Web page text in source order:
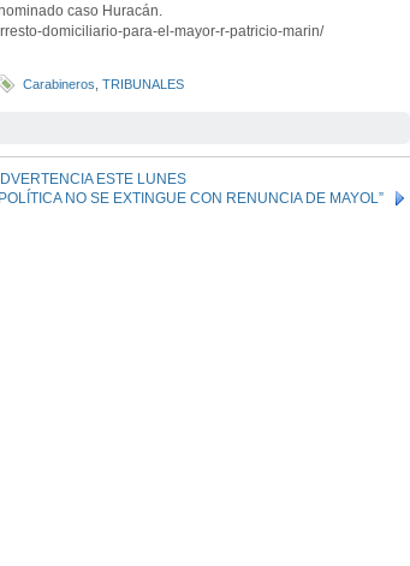
caso Huracán.
domiciliario-para-el-mayor-r-patricio-marin/
Carabineros TRIBUNALES
ESTE LUNES
NO SE EXTINGUE CON RENUNCIA DE MAYOL”